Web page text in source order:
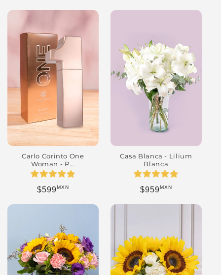
Carlo Corinto One
Woman - P...
Precio habitual
$599MXN
Casa Blanca - Lilium
Blanca
Precio habitual
$959MXN